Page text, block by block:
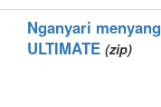
Nganyari menyang
ULTIMATE (zip)